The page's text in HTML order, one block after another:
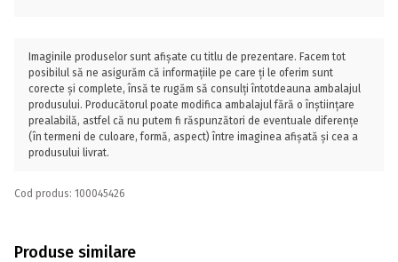
Imaginile produselor sunt afișate cu titlu de prezentare. Facem tot
posibilul să ne asigurăm că informațiile pe care ți le oferim sunt
corecte și complete, însă te rugăm să consulți întotdeauna ambalajul
produsului. Producătorul poate modifica ambalajul fără o înștiințare
prealabilă, astfel că nu putem fi răspunzători de eventuale diferențe
(în termeni de culoare, formă, aspect) între imaginea afișată și cea a
produsului livrat.
Cod produs: 100045426
Produse similare